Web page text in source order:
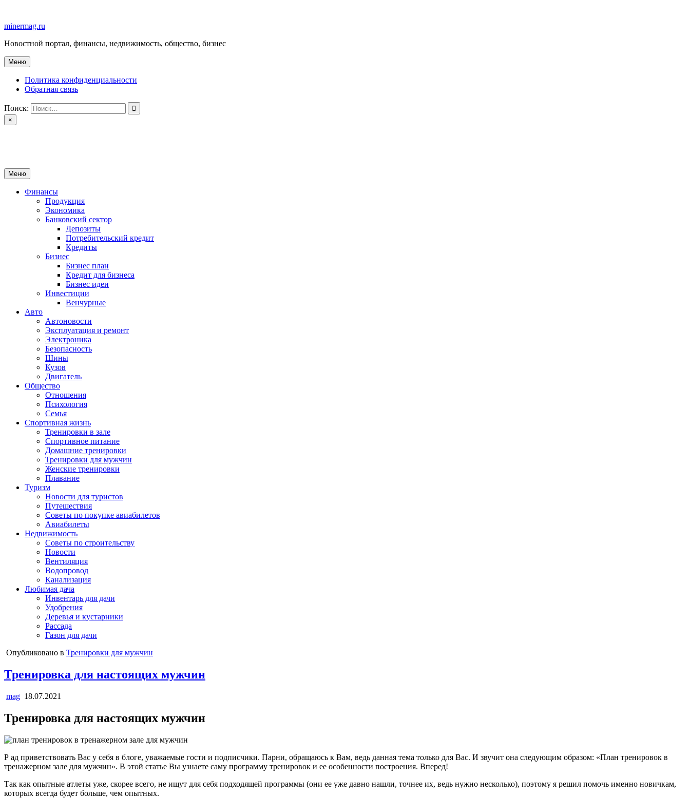
содержимому
minermag.ru
Новостной портал, финансы, недвижимость, общество, бизнес
Меню
Политика конфиденциальности
Обратная связь
Поиск:
×
Меню
Финансы
Продукция
Экономика
Банковский сектор
Депозиты
Потребительский кредит
Кредиты
Бизнес
Бизнес план
Кредит для бизнеса
Бизнес идеи
Инвестиции
Венчурные
Авто
Автоновости
Эксплуатация и ремонт
Электроника
Безопасность
Шины
Кузов
Двигатель
Общество
Отношения
Психология
Семья
Спортивная жизнь
Тренировки в зале
Спортивное питание
Домашние тренировки
Тренировки для мужчин
Женские тренировки
Плавание
Туризм
Новости для туристов
Путешествия
Советы по покупке авиабилетов
Авиабилеты
Недвижимость
Советы по строительству
Новости
Вентиляция
Водопровод
Канализация
Любимая дача
Инвентарь для дачи
Удобрения
Деревья и кустарники
Рассада
Газон для дачи
Опубликовано в Тренировки для мужчин
Тренировка для настоящих мужчин
mag 18.07.2021
Тренировка для настоящих мужчин
Р ад приветствовать Вас у себя в блоге, уважаемые гости и подписчики. Парни, обращаюсь к Вам, ведь данная тема только для Вас. И звучит она следующим образом: «План тренировок в
тренажерном зале для мужчин». В этой статье Вы узнаете саму программу тренировок и ее особенности построения. Вперед!
Так как опытные атлеты уже, скорее всего, не ищут для себя подходящей программы (они ее уже давно нашли, точнее их, ведь нужно несколько), поэтому я решил помочь именно новичкам,
которых всегда будет больше, чем опытных.